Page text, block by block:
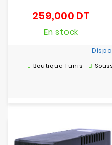
259,000 DT
En stock
Boutique Tunis